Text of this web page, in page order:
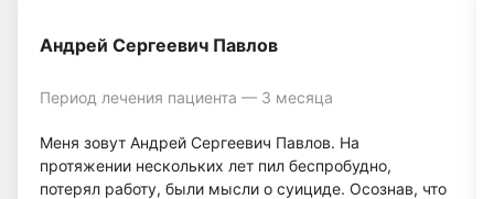
Андрей Сергеевич Павлов
Период лечения пациента — 3 месяца
Меня зовут Андрей Сергеевич Павлов. На
протяжении нескольких лет пил беспробудно,
потерял работу, были мысли о суициде. Осознав, что